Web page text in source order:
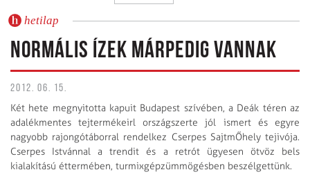
hetilap
NORMÁLIS ÍZEK MÁRPEDIG VANNAK
2012. 06. 15.
Két hete megnyitotta kapuit Budapest szívében, a Deák téren az
adalékmentes tejtermékeirl országszerte jól ismert és egyre
nagyobb rajongótáborral rendelkez Cserpes SajtmŐhely tejivója.
Cserpes Istvánnal a trendit és a retrót ügyesen ötvöz bels
kialakítású éttermében, turmixgépzümmögésben beszélgettünk.